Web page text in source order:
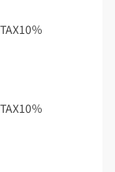
％
％